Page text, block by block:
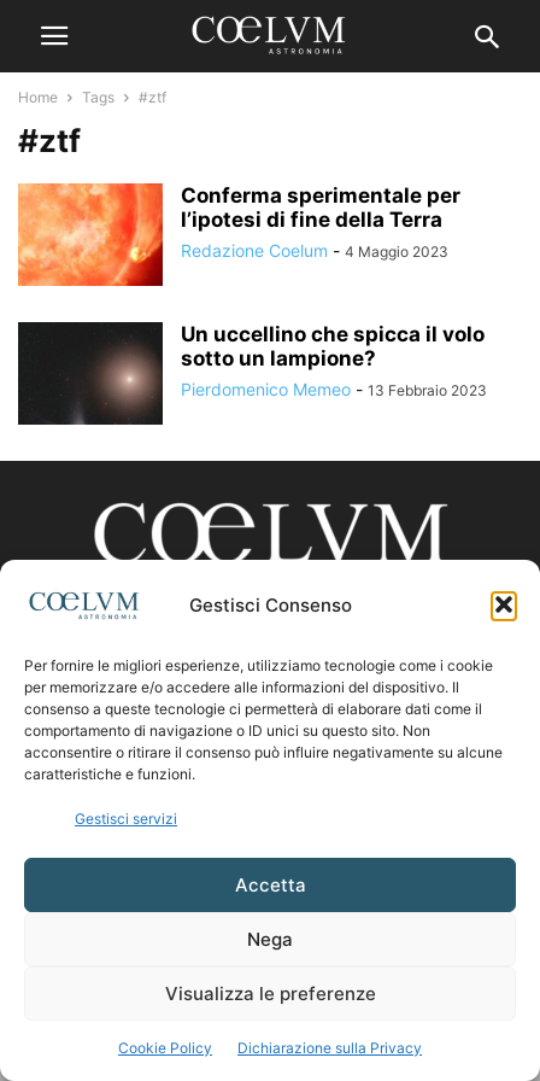
Gestisci Consenso
Per fornire le migliori esperienze, utilizziamo tecnologie come i cookie
per memorizzare e/o accedere alle informazioni del dispositivo. Il
consenso a queste tecnologie ci permetterà di elaborare dati come il
comportamento di navigazione o ID unici su questo sito. Non
acconsentire o ritirare il consenso può influire negativamente su alcune
caratteristiche e funzioni.
Gestisci servizi
Accetta
Nega
Visualizza le preferenze
Cookie Policy Dichiarazione sulla Privacy
Home Tags #ztf
#ztf
Conferma sperimentale per
l’ipotesi di fine della Terra
Redazione Coelum - 4 Maggio 2023
Un uccellino che spicca il volo
sotto un lampione?
Pierdomenico Memeo - 13 Febbraio 2023
CHI SIAMO
Contattaci:coelumastro@coelum.com